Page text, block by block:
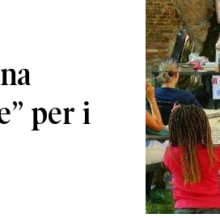
per i